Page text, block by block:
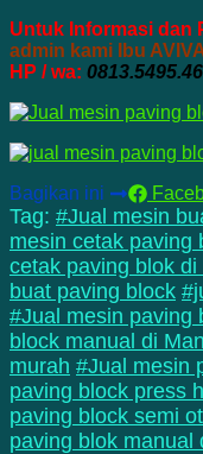
Untuk Informasi dan
admin kami Ibu
HP / wa:
Bagikan ini
Tag: #Jual mesin
mesin cetak paving
cetak paving blok di
buat paving block
#Jual mesin paving
block manual di
murah #Jual mesin
paving block press
paving block semi
paving blok manual